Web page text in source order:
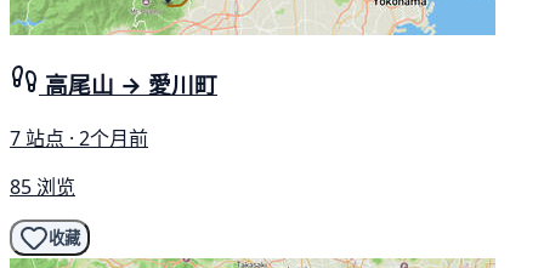
高尾山 → 愛川町
7 站点 · 2个月前
85 浏览
收藏